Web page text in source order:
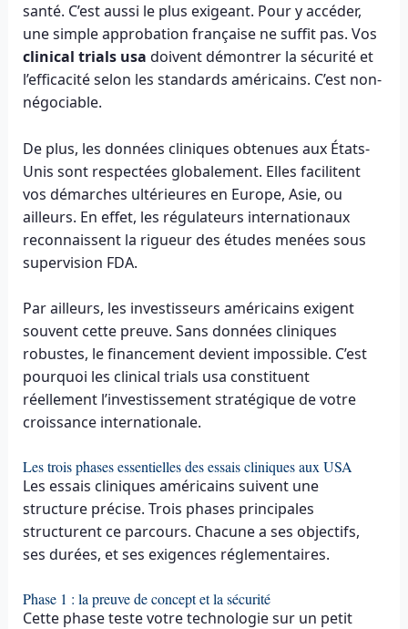
santé. C’est aussi le plus exigeant. Pour y accéder,
une simple approbation française ne suffit pas. Vos
clinical trials usa doivent démontrer la sécurité et
l’efficacité selon les standards américains. C’est non-
négociable.
De plus, les données cliniques obtenues aux États-
Unis sont respectées globalement. Elles facilitent
vos démarches ultérieures en Europe, Asie, ou
ailleurs. En effet, les régulateurs internationaux
reconnaissent la rigueur des études menées sous
supervision FDA.
Par ailleurs, les investisseurs américains exigent
souvent cette preuve. Sans données cliniques
robustes, le financement devient impossible. C’est
pourquoi les clinical trials usa constituent
réellement l’investissement stratégique de votre
croissance internationale.
Les trois phases essentielles des essais cliniques aux USA
Les essais cliniques américains suivent une
structure précise. Trois phases principales
structurent ce parcours. Chacune a ses objectifs,
ses durées, et ses exigences réglementaires.
Phase 1 : la preuve de concept et la sécurité
Cette phase teste votre technologie sur un petit